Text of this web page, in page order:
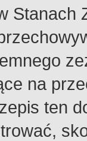
Stanach
na
ten